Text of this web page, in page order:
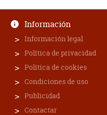
Información
Información legal
Política de privacidad
Política de cookies
Condiciones de uso
Publicidad
Contactar